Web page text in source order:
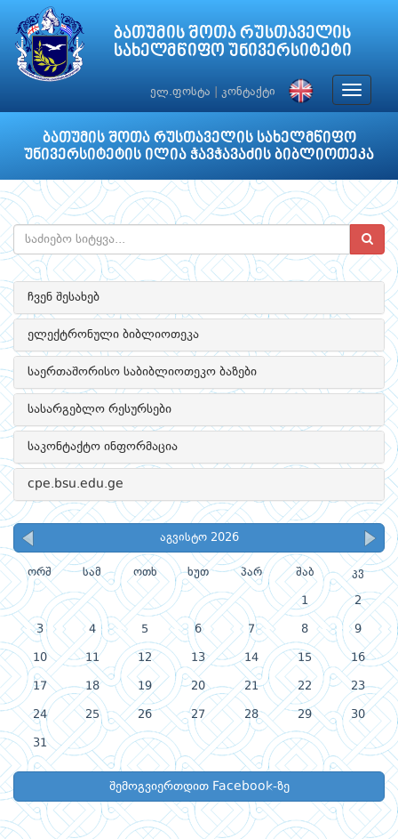
ბათუმის შოთა რუსთაველის
სახელმწიფო უნივერსიტეტი
ელ.ფოსტა კონტაქტი
Toggle
ბათუმის შოთა რუსთაველის სახელმწიფო
უნივერსიტეტის ილია ჭავჭავაძის ბიბლიოთეკა
ჩვენ შესახებ
ელექტრონული ბიბლიოთეკა
საერთაშორისო საბიბლიოთეკო ბაზები
სასარგებლო რესურსები
საკონტაქტო ინფორმაცია
cpe.bsu.edu.ge
აგვისტო 2026
ორშ სამ ოთხ ხუთ პარ შაბ კვ
1 2
3 4 5 6 7 8 9
10 11 12 13 14 15 16
17 18 19 20 21 22 23
24 25 26 27 28 29 30
31
შემოგვიერთდით Facebook-ზე